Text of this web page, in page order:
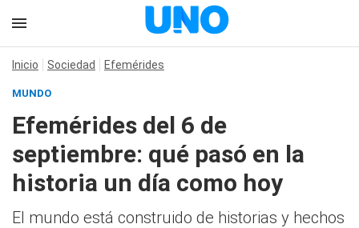
Inicio Sociedad Efemérides
MUNDO
Efemérides del 6 de
septiembre: qué pasó en la
historia un día como hoy
El mundo está construido de historias y hechos